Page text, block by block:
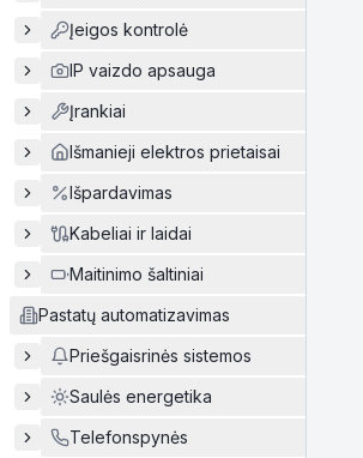
Įeigos kontrolė
IP vaizdo apsauga
Įrankiai
Išmanieji elektros prietaisai
Išpardavimas
Kabeliai ir laidai
Maitinimo šaltiniai
Pastatų automatizavimas
Priešgaisrinės sistemos
Saulės energetika
Telefonspynės